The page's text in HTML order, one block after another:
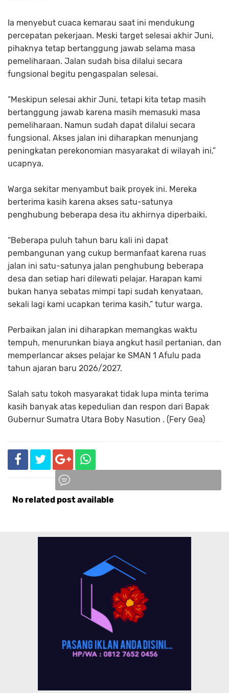
Ia menyebut cuaca kemarau saat ini mendukung
percepatan pekerjaan. Meski target selesai akhir Juni,
pihaknya tetap bertanggung jawab selama masa
pemeliharaan. Jalan sudah bisa dilalui secara
fungsional begitu pengaspalan selesai.
“Meskipun selesai akhir Juni, tetapi kita tetap masih
bertanggung jawab karena masih memasuki masa
pemeliharaan. Namun sudah dapat dilalui secara
fungsional. Akses jalan ini diharapkan menunjang
peningkatan perekonomian masyarakat di wilayah ini,”
ucapnya.
Warga sekitar menyambut baik proyek ini. Mereka
berterima kasih karena akses satu-satunya
penghubung beberapa desa itu akhirnya diperbaiki.
“Beberapa puluh tahun baru kali ini dapat
pembangunan yang cukup bermanfaat karena ruas
jalan ini satu-satunya jalan penghubung beberapa
desa dan setiap hari dilewati pelajar. Harapan kami
bukan hanya sebatas mimpi tapi sudah kenyataan,
sekali lagi kami ucapkan terima kasih,” tutur warga.
Perbaikan jalan ini diharapkan memangkas waktu
tempuh, menurunkan biaya angkut hasil pertanian, dan
memperlancar akses pelajar ke SMAN 1 Afulu pada
tahun ajaran baru 2026/2027.
Salah satu tokoh masyarakat tidak lupa minta terima
kasih banyak atas kepedulian dan respon dari Bapak
Gubernur Sumatra Utara Boby Nasution . (Fery Gea)
No related post available